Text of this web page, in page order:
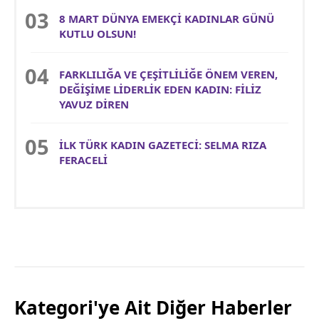
8 MART DÜNYA EMEKÇİ KADINLAR GÜNÜ
KUTLU OLSUN!
FARKLILIĞA VE ÇEŞİTLİLİĞE ÖNEM VEREN,
DEĞİŞİME LİDERLİK EDEN KADIN: FİLİZ
YAVUZ DİREN
İLK TÜRK KADIN GAZETECİ: SELMA RIZA
FERACELİ
Kategori'ye Ait Diğer Haberler